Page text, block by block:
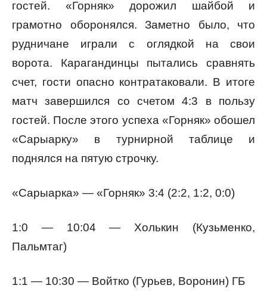
гостей. «Горняк» дорожил шайбой и
грамотно оборонялся. Заметно было, что
рудничане играли с оглядкой на свои
ворота. Карагандинцы пытались сравнять
счет, гости опасно контратаковали. В итоге
матч завершился со счетом 4:3 в пользу
гостей. После этого успеха «Горняк» обошел
«Сарыарку» в турнирной таблице и
поднялся на пятую строчку.
«Сарыарка» — «Горняк» 3:4 (2:2, 1:2, 0:0)
1:0 — 10:04 — Холькин (Кузьменко,
Пальмтаг)
1:1 — 10:30 — Войтко (Гурьев, Воронин) ГБ